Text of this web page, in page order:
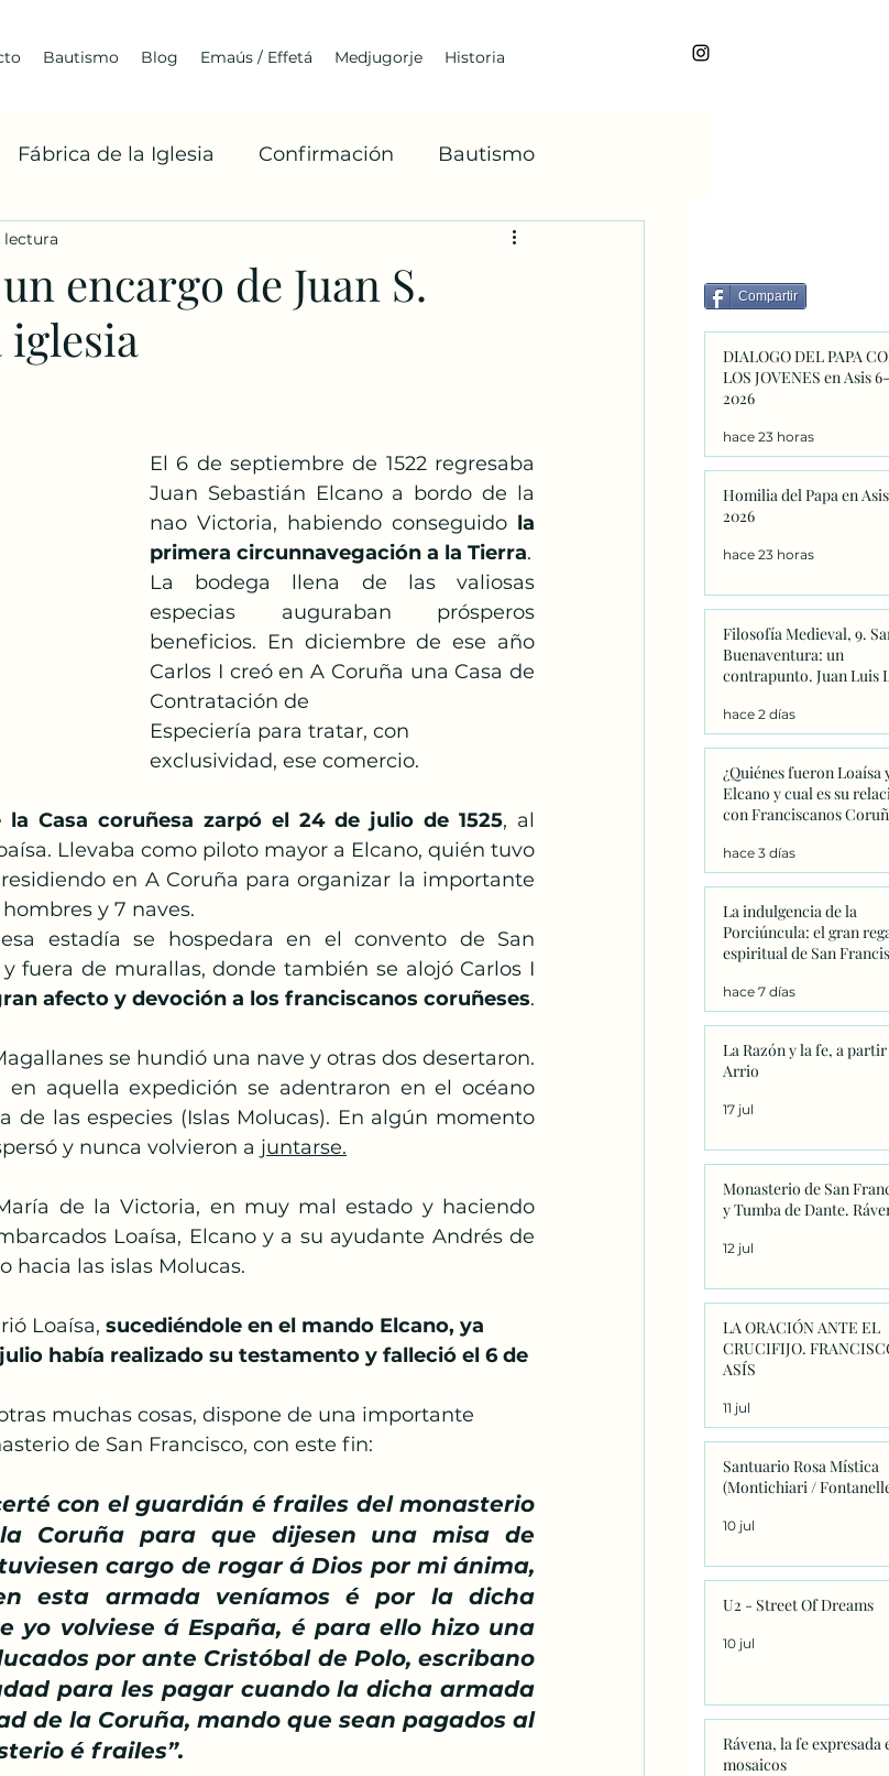
Bautismo Blog Emaús / Effetá Medjugorje Historia
Fábrica de la Iglesia Confirmación Bautismo
Franciscanismo
Jóvenes
Semana Santa Pascua Catequesis
encargo de Juan S.
iglesia
lectura
El 6 de septiembre de 1522 regresaba
Juan Sebastián Elcano a bordo de la
nao Victoria, habiendo conseguido la
primera circunnavegación a la Tierra
La bodega llena de las valiosas
especias auguraban prósperos
beneficios. En diciembre de ese año
Carlos I creó en A Coruña una Casa de
Contratación de
Especiería para tratar, con
exclusividad, ese comercio.
Casa coruñesa zarpó el 24 de julio de 1525, al
Llevaba como piloto mayor a Elcano, quién tuvo
en A Coruña para organizar la importante
y 7 naves.
estadía se hospedara en el convento de San
fuera de murallas, donde también se alojó Carlos I
afecto y devoción a los franciscanos coruñeses.
se hundió una nave y otras dos desertaron.
en aquella expedición se adentraron en el océano
de las especies (Islas Molucas). En algún momento
y nunca volvieron a juntarse.
de la Victoria, en muy mal estado y haciendo
Loaísa, Elcano y a su ayudante Andrés de
hacia las islas Molucas.
Loaísa, sucediéndole en el mando Elcano, ya
había realizado su testamento y falleció el 6 de
muchas cosas, dispone de una importante
de San Francisco, con este fin:
con el guardián é frailes del monasterio
Coruña para que dijesen una misa de
cargo de rogar á Dios por mi ánima,
esta armada veníamos é por la dicha
yo volviese á España, é para ello hizo una
por ante Cristóbal de Polo, escribano
para les pagar cuando la dicha armada
de la Coruña, mando que sean pagados al
é frailes”.
Compartir
DIALOGO DEL PAPA
LOS JOVENES en Asis
2026
hace 23 horas
Homilia del Papa en
2026
hace 23 horas
Filosofía Medieval, 9.
Buenaventura: un
contrapunto. Juan Luis
hace 2 días
¿Quiénes fueron Loaísa
Elcano y cual es su
con Franciscanos
hace 3 días
La indulgencia de la
Porciúncula: el gran
espiritual de San
significado único
hace 7 días
La Razón y la fe, a
Arrio
17 jul
Monasterio de San
y Tumba de Dante.
12 jul
LA ORACIÓN ANTE EL
CRUCIFIJO.
ASÍS
11 jul
Santuario Rosa Mística
(Montichiari /
10 jul
U2 - Street Of Dreams
10 jul
Rávena, la fe expresada
mosaicos